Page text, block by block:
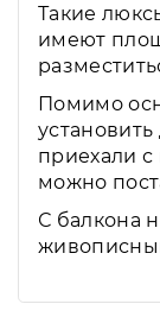
Такие
имеют
Помимо
приехали
можно
С балкона